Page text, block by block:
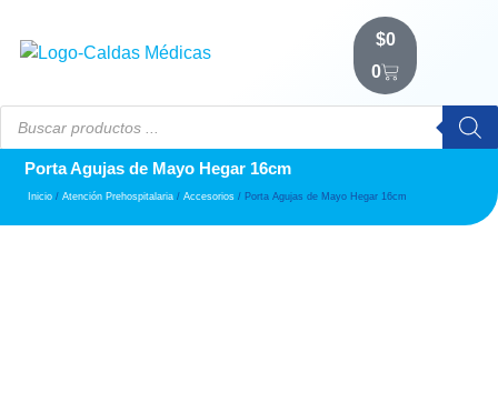
$0
0
Porta Agujas de Mayo Hegar 16cm
Inicio / Atención Prehospitalaria / Accesorios / Porta Agujas de Mayo Hegar 16cm